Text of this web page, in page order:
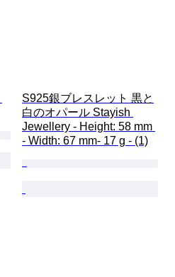
S925銀ブレスレット 黒と
白のオパール Stayish
Jewellery - Height: 58 mm
- Width: 67 mm- 17 g - (1)